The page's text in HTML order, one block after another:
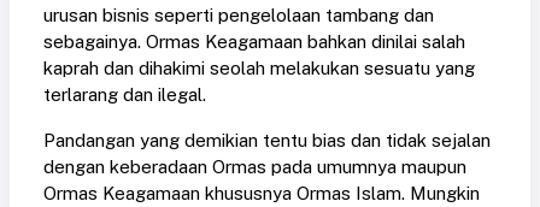
urusan bisnis seperti pengelolaan tambang dan
sebagainya. Ormas Keagamaan bahkan dinilai salah
kaprah dan dihakimi seolah melakukan sesuatu yang
terlarang dan ilegal.
Pandangan yang demikian tentu bias dan tidak sejalan
dengan keberadaan Ormas pada umumnya maupun
Ormas Keagamaan khususnya Ormas Islam. Mungkin